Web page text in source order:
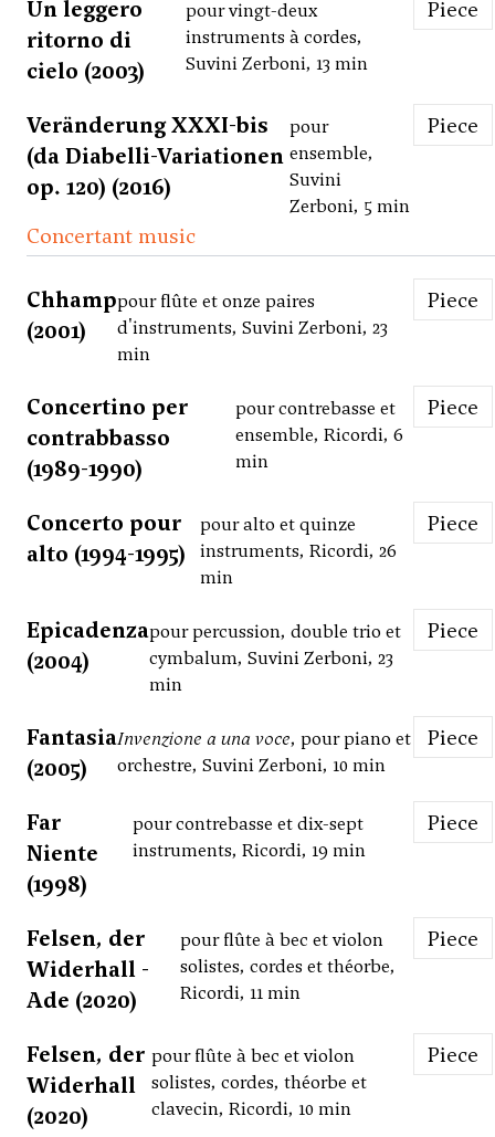
Un leggero
ritorno di
cielo (2003)
pour vingt-deux
instruments à cordes,
Suvini Zerboni, 13 min
Piece
Ver­än­de­rung XXXI-bis
(da Diabelli-Variationen
op. 120) (2016)
pour
ensemble,
Suvini
Zerboni, 5 min
Piece
Concertant music
Chhamp
(2001)
pour flûte et onze paires
d'instruments, Suvini Zerboni, 23
min
Piece
Concertino per
contrabbasso
(1989-1990)
pour contrebasse et
ensemble, Ricordi, 6
min
Piece
Concerto pour
alto (1994-1995)
pour alto et quinze
instruments, Ricordi, 26
min
Piece
Epicadenza
(2004)
pour percussion, double trio et
cymbalum, Suvini Zerboni, 23
min
Piece
Fantasia
(2005)
Invenzione a una voce, pour piano et
orchestre, Suvini Zerboni, 10 min
Piece
Far
Niente
(1998)
pour contrebasse et dix-sept
instruments, Ricordi, 19 min
Piece
Felsen, der
Widerhall -
Ade (2020)
pour flûte à bec et violon
solistes, cordes et théorbe,
Ricordi, 11 min
Piece
Felsen, der
Widerhall
(2020)
pour flûte à bec et violon
solistes, cordes, théorbe et
clavecin, Ricordi, 10 min
Piece